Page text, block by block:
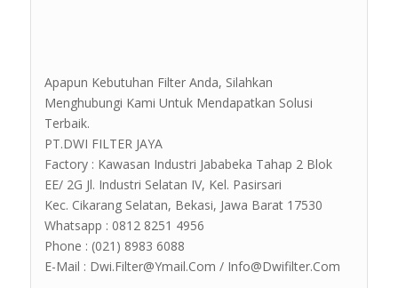
Apapun Kebutuhan Filter Anda, Silahkan
Menghubungi Kami Untuk Mendapatkan Solusi
Terbaik.
PT.DWI FILTER JAYA
Factory : Kawasan Industri Jababeka Tahap 2 Blok
EE/ 2G Jl. Industri Selatan IV, Kel. Pasirsari
Kec. Cikarang Selatan, Bekasi, Jawa Barat 17530
Whatsapp : 0812 8251 4956
Phone : (021) 8983 6088
E-Mail : Dwi.Filter@Ymail.Com / Info@Dwifilter.Com